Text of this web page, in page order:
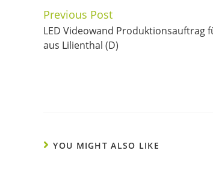
Continue
Reading
Previous Post
LED Videowand Produktionsauftrag
aus Lilienthal (D)
YOU MIGHT ALSO LIKE